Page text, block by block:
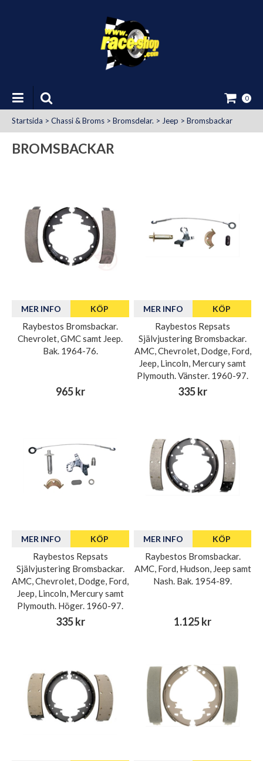
0
Uttag
Startsida > Chassi & Broms > Bromsdelar. > Jeep > Bromsbackar
BROMSBACKAR
MER INFO KÖP
Raybestos Bromsbackar.
Chevrolet, GMC samt Jeep.
Bak. 1964-76.
965 kr
MER INFO KÖP
Raybestos Repsats
Självjustering Bromsbackar.
AMC, Chevrolet, Dodge, Ford,
Jeep, Lincoln, Mercury samt
Plymouth. Vänster. 1960-97.
335 kr
MER INFO KÖP
Raybestos Repsats
Självjustering Bromsbackar.
AMC, Chevrolet, Dodge, Ford,
Jeep, Lincoln, Mercury samt
Plymouth. Höger. 1960-97.
335 kr
MER INFO KÖP
Raybestos Bromsbackar.
AMC, Ford, Hudson, Jeep samt
Nash. Bak. 1954-89.
1.125 kr